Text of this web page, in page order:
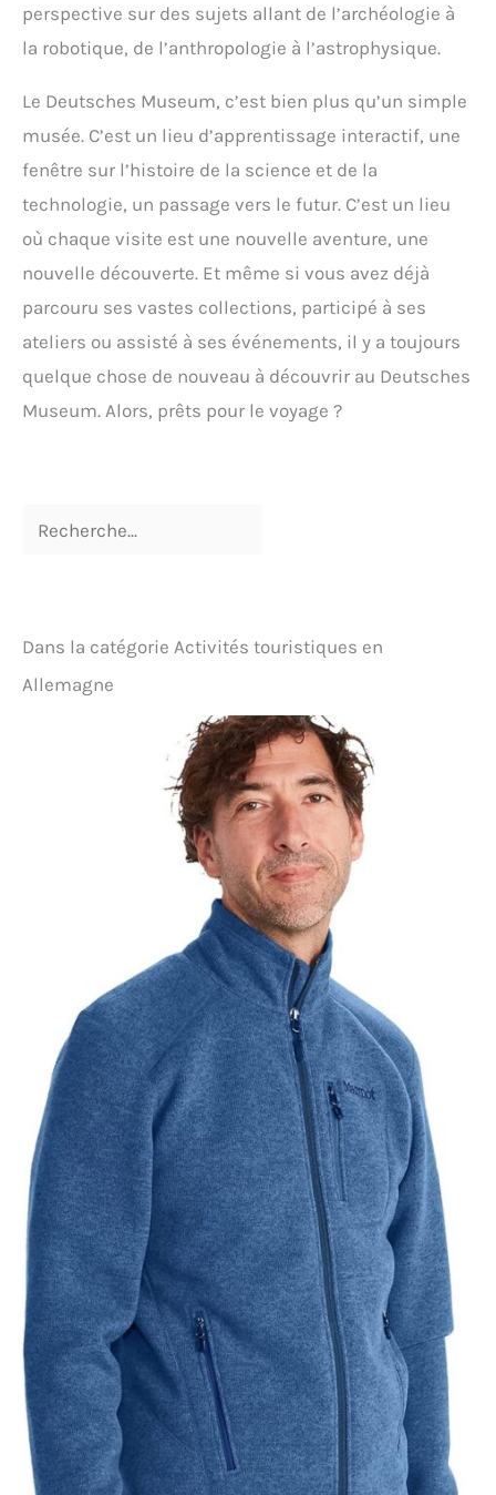
perspective sur des sujets allant de l’archéologie à
la robotique, de l’anthropologie à l’astrophysique.
Le Deutsches Museum, c’est bien plus qu’un simple
musée. C’est un lieu d’apprentissage interactif, une
fenêtre sur l’histoire de la science et de la
technologie, un passage vers le futur. C’est un lieu
où chaque visite est une nouvelle aventure, une
nouvelle découverte. Et même si vous avez déjà
parcouru ses vastes collections, participé à ses
ateliers ou assisté à ses événements, il y a toujours
quelque chose de nouveau à découvrir au Deutsches
Museum. Alors, prêts pour le voyage ?
Dans la catégorie Activités touristiques en
Allemagne